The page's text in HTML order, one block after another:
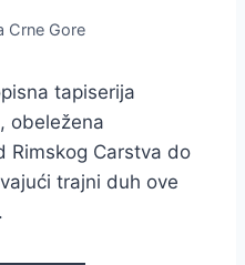
Crne Gore
tapiserija
obeležena
Rimskog Carstva do
trajni duh ove